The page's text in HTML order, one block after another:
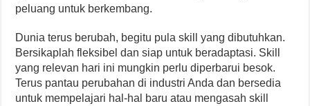
peluang untuk berkembang.
Dunia terus berubah, begitu pula skill yang dibutuhkan.
Bersikaplah fleksibel dan siap untuk beradaptasi. Skill
yang relevan hari ini mungkin perlu diperbarui besok.
Terus pantau perubahan di industri Anda dan bersedia
untuk mempelajari hal-hal baru atau mengasah skill